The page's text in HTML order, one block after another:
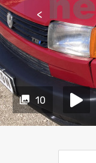
10